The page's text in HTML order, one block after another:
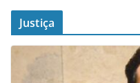
Justiça